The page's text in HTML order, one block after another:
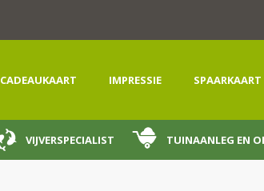
CADEAUKAART IMPRESSIE SPAARKAART
VIJVERSPECIALIST TUINAANLEG EN